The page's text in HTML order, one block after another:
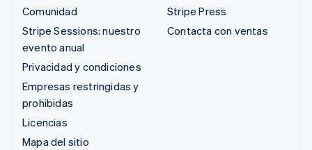
Comunidad
Stripe Sessions: nuestro
evento anual
Privacidad y condiciones
Empresas restringidas y
prohibidas
Licencias
Mapa del sitio
Stripe Press
Contacta con ventas